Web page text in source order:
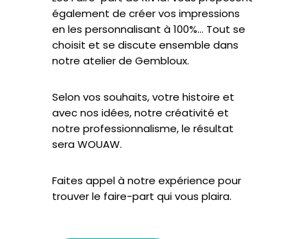
également de créer vos impressions
en les personnalisant à 100%… Tout se
choisit et se discute ensemble dans
notre atelier de Gembloux.
Selon vos souhaits, votre histoire et
avec nos idées, notre créativité et
notre professionnalisme, le résultat
sera WOUAW.
Faites appel à notre expérience pour
trouver le faire-part qui vous plaira.